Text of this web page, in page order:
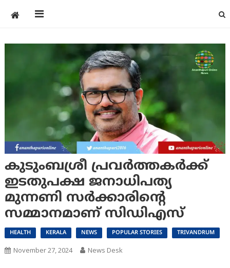
കുടുംബശ്രീ പ്രവർത്തകർക്ക്
ഇടതുപക്ഷ ജനാധിപത്യ
മുന്നണി സർക്കാരിന്റെ
സമ്മാനമാണ് സിഡിഎസ്
HEALTH KERALA NEWS POPULAR STORIES TRIVANDRUM
November 27, 2024 News Desk